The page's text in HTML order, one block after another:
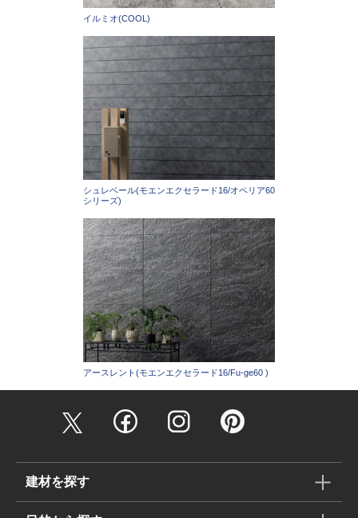
イルミオ(COOL)
シュレベール(モエンエクセラード16/オペリア60
シリーズ)
アースレント(モエンエクセラード16/Fu-ge60 )
建材を探す